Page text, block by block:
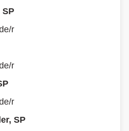
r
r
r
SP